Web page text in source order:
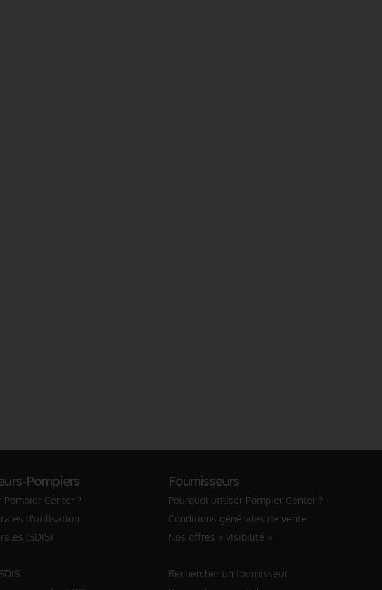
Pompiers
Center ?
d'utilisation
(SDIS)
Fournisseurs
Pourquoi utiliser Pompier Center ?
Conditions générales de vente
Nos offres « visibilité »
Rechercher un fournisseur